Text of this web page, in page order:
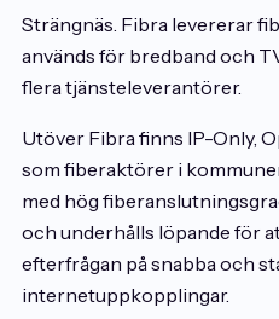
Strängnäs. Fibra levererar
används för bredband och
flera tjänsteleverantörer.
Utöver Fibra finns IP-Only,
som fiberaktörer i
med hög
och underhålls löpande för
efterfrågan på snabba och
internetuppkopplingar.